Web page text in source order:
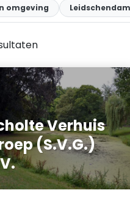
omgeving
Verhuis
(S.V.G.)